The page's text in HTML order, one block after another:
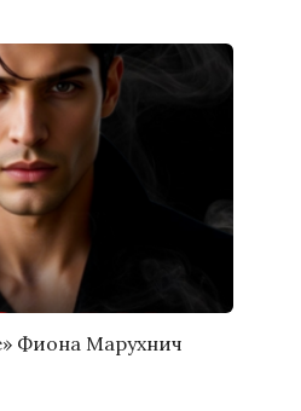
Фиона Марухнич